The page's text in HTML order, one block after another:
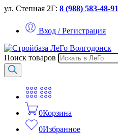
ул. Степная 2Г: 8 (988) 583-48-91
Вход / Регистрация
Поиск товаров
0Корзина
0Избранное